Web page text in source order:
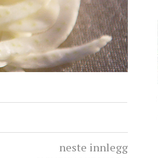
neste innlegg